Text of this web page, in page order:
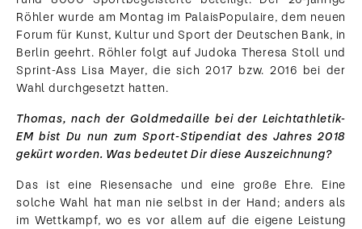
Röhler wurde am Montag im PalaisPopulaire, dem neuen
Forum für Kunst, Kultur und Sport der Deutschen Bank, in
Berlin geehrt. Röhler folgt auf Judoka Theresa Stoll und
Sprint-Ass Lisa Mayer, die sich 2017 bzw. 2016 bei der
Wahl durchgesetzt hatten.
Thomas, nach der Goldmedaille bei der Leichtathletik-
EM bist Du nun zum Sport-Stipendiat des Jahres 2018
gekürt worden. Was bedeutet Dir diese Auszeichnung?
Das ist eine Riesensache und eine große Ehre. Eine
solche Wahl hat man nie selbst in der Hand; anders als
im Wettkampf, wo es vor allem auf die eigene Leistung